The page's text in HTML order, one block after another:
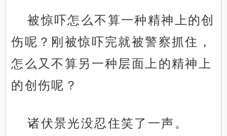
被惊吓怎么不算一种精神上的创
伤呢？刚被惊吓完就被警察抓住，
怎么又不算另一种层面上的精神上
的创伤呢？
诸伏景光没忍住笑了一声。